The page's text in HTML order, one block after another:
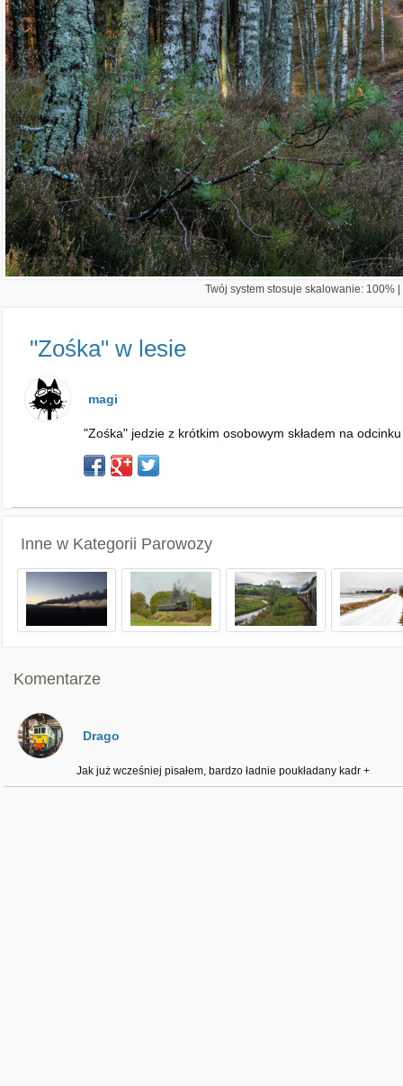
Twój system stosuje skalowanie: 100%
"Zośka" w lesie
magi
"Zośka" jedzie z krótkim osobowym składem na
Inne w Kategorii Parowozy
Komentarze
Drago
Jak już wcześniej pisałem, bardzo ładnie poukładany kadr +